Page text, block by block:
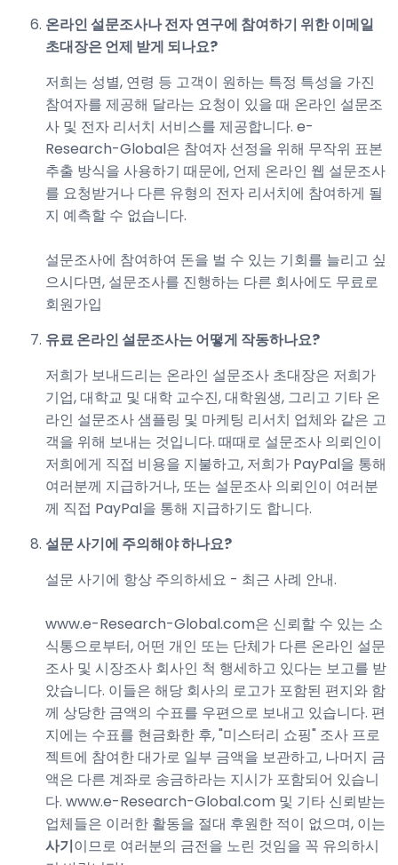
온라인 설문조사나 전자 연구에 참여하기 위한 이메일
초대장은 언제 받게 되나요?
저희는 성별, 연령 등 고객이 원하는 특정 특성을 가진
참여자를 제공해 달라는 요청이 있을 때 온라인 설문조
사 및 전자 리서치 서비스를 제공합니다. e-
Research-Global은 참여자 선정을 위해 무작위 표본
추출 방식을 사용하기 때문에, 언제 온라인 웹 설문조사
를 요청받거나 다른 유형의 전자 리서치에 참여하게 될
지 예측할 수 없습니다.
설문조사에 참여하여 돈을 벌 수 있는 기회를 늘리고 싶
으시다면, 설문조사를 진행하는 다른 회사에도 무료로
회원가입
유료 온라인 설문조사는 어떻게 작동하나요?
저희가 보내드리는 온라인 설문조사 초대장은 저희가
기업, 대학교 및 대학 교수진, 대학원생, 그리고 기타 온
라인 설문조사 샘플링 및 마케팅 리서치 업체와 같은 고
객을 위해 보내는 것입니다. 때때로 설문조사 의뢰인이
저희에게 직접 비용을 지불하고, 저희가 PayPal을 통해
여러분께 지급하거나, 또는 설문조사 의뢰인이 여러분
께 직접 PayPal을 통해 지급하기도 합니다.
설문 사기에 주의해야 하나요?
설문 사기에 항상 주의하세요 - 최근 사례 안내.
www.e-Research-Global.com은 신뢰할 수 있는 소
식통으로부터, 어떤 개인 또는 단체가 다른 온라인 설문
조사 및 시장조사 회사인 척 행세하고 있다는 보고를 받
았습니다. 이들은 해당 회사의 로고가 포함된 편지와 함
께 상당한 금액의 수표를 우편으로 보내고 있습니다. 편
지에는 수표를 현금화한 후, "미스터리 쇼핑" 조사 프로
젝트에 참여한 대가로 일부 금액을 보관하고, 나머지 금
액은 다른 계좌로 송금하라는 지시가 포함되어 있습니
다. www.e-Research-Global.com 및 기타 신뢰받는
업체들은 이러한 활동을 절대 후원한 적이 없으며, 이는
사기이므로 여러분의 금전을 노린 것임을 꼭 유의하시